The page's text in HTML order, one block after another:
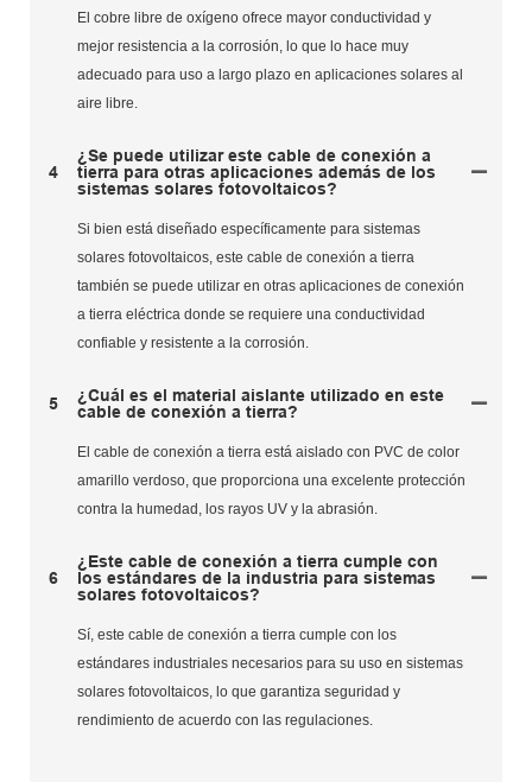
El cobre libre de oxígeno ofrece mayor conductividad y
mejor resistencia a la corrosión, lo que lo hace muy
adecuado para uso a largo plazo en aplicaciones solares al
aire libre.
4
¿Se puede utilizar este cable de conexión a
tierra para otras aplicaciones además de los
sistemas solares fotovoltaicos?
Si bien está diseñado específicamente para sistemas
solares fotovoltaicos, este cable de conexión a tierra
también se puede utilizar en otras aplicaciones de conexión
a tierra eléctrica donde se requiere una conductividad
confiable y resistente a la corrosión.
5
¿Cuál es el material aislante utilizado en este
cable de conexión a tierra?
El cable de conexión a tierra está aislado con PVC de color
amarillo verdoso, que proporciona una excelente protección
contra la humedad, los rayos UV y la abrasión.
6
¿Este cable de conexión a tierra cumple con
los estándares de la industria para sistemas
solares fotovoltaicos?
Sí, este cable de conexión a tierra cumple con los
estándares industriales necesarios para su uso en sistemas
solares fotovoltaicos, lo que garantiza seguridad y
rendimiento de acuerdo con las regulaciones.